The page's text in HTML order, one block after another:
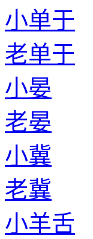
小单于
老单于
小晏
老晏
小冀
老冀
小羊舌